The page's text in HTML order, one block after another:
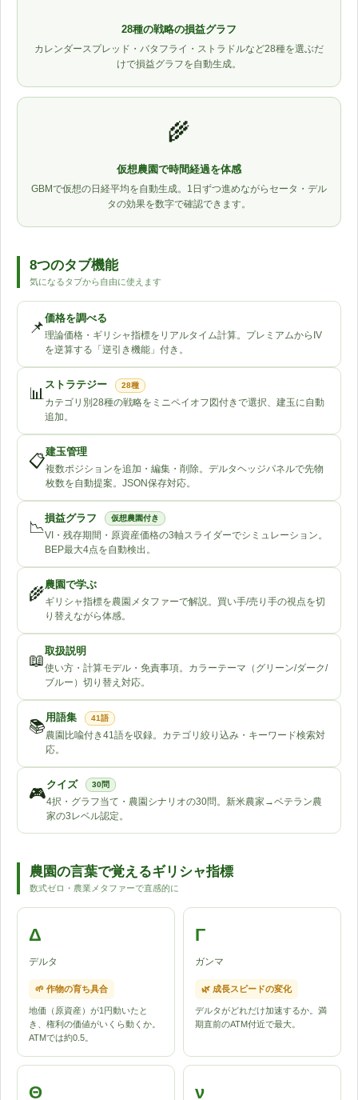
28種の戦略の損益グラフ
カレンダースプレッド・バタフライ・ストラドルなど28種を選ぶだ
けで損益グラフを自動生成。
🌾
仮想農園で時間経過を体感
GBMで仮想の日経平均を自動生成。1日ずつ進めながらセータ・デル
タの効果を数字で確認できます。
8つのタブ機能
気になるタブから自由に使えます
📌
価格を調べる
理論価格・ギリシャ指標をリアルタイム計算。プレミアムからIV
を逆算する「逆引き機能」付き。
📊
ストラテジー 28種
カテゴリ別28種の戦略をミニペイオフ図付きで選択、建玉に自動
追加。
📋
建玉管理
複数ポジションを追加・編集・削除。デルタヘッジパネルで先物
枚数を自動提案。JSON保存対応。
📉
損益グラフ 仮想農園付き
VI・残存期間・原資産価格の3軸スライダーでシミュレーション。
BEP最大4点を自動検出。
🌾
農園で学ぶ
ギリシャ指標を農園メタファーで解説。買い手/売り手の視点を切
り替えながら体感。
📖
取扱説明
使い方・計算モデル・免責事項。カラーテーマ（グリーン/ダーク/
ブルー）切り替え対応。
📚
用語集 41語
農園比喩付き41語を収録。カテゴリ絞り込み・キーワード検索対
応。
🎮
クイズ 30問
4択・グラフ当て・農園シナリオの30問。新米農家→ベテラン農
家の3レベル認定。
農園の言葉で覚えるギリシャ指標
数式ゼロ・農業メタファーで直感的に
Δ
デルタ
🌱 作物の育ち具合
地価（原資産）が1円動いたと
き、権利の価値がいくら動くか。
ATMでは約0.5。
Γ
ガンマ
🌿 成長スピードの変化
デルタがどれだけ加速するか。満
期直前のATM付近で最大。
Θ ν